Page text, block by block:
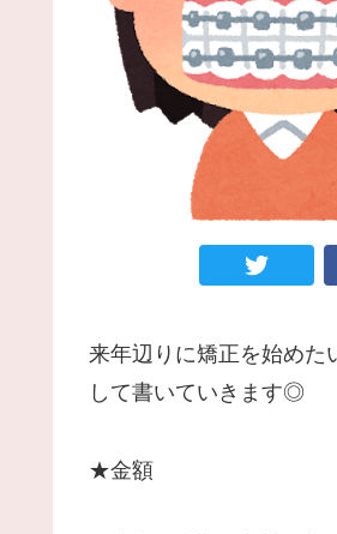
来年辺りに矯正を始めた
して書いていきます◎
★金額